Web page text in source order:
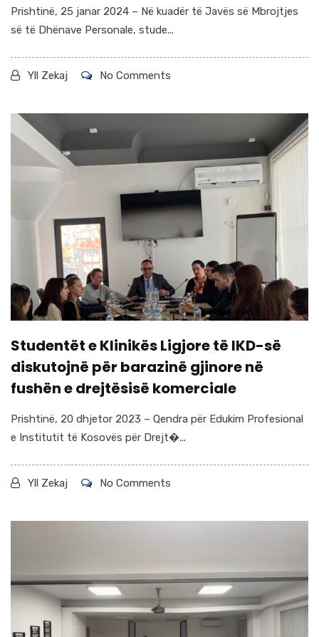
Prishtinë, 25 janar 2024 – Në kuadër të Javës së Mbrojtjes
së të Dhënave Personale, stude...
Yll Zekaj No Comments
Studentët e Klinikës Ligjore të IKD-së
diskutojnë për barazinë gjinore në
fushën e drejtësisë komerciale
Prishtinë, 20 dhjetor 2023 – Qendra për Edukim Profesional
e Institutit të Kosovës për Drejt�...
Yll Zekaj No Comments